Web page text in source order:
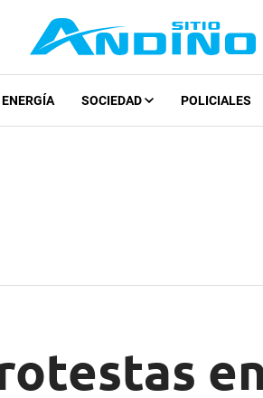
ENERGÍA SOCIEDAD POLICIALES